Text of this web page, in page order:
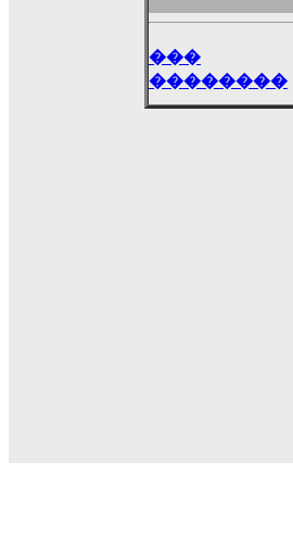
���
��������